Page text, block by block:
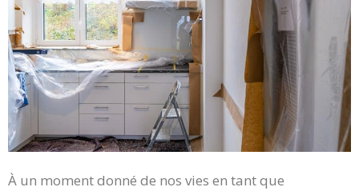
À un moment donné de nos vies en tant que